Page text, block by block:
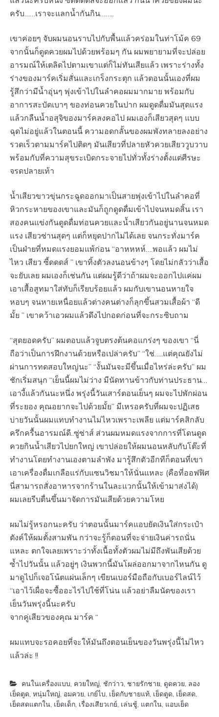
ครับ……เราจะแลกน้ำกันกิน……..
เขาค่อยๆ จับผมนอนราบไปกับพื้นแล้วคร่อมในท่าโม้ค 69
จากนั้นก็ดูดควยผมไปด้วยพร้อมๆ กัน ผมพยายามที่จะปล่อย
อารมณ์ให้เตลิดไปตามเขาแต่ก็ไม่ทันเสียแล้ว เพราะร่างทั้ง
ร่างของมาร์คเริ่มสั่นและเกร็งกระตุก แล้วตอนนั้นเองที่ผม
รู้สึกว่ามีน้ำอุ่นๆ พุ่งเข้าไปในลำคอผมมากมาย พร้อมกับ
อาการสะบัดเบาๆ ของท่อนควยในปาก ผมดูดดื่มมันสุดแรง
แล้วกลืนน้ำอสุจิของมาร์คลงคอไป ผมเองก็เสียวสุดๆ แบบ
ฉุดไม่อยู่แล้วในตอนนี้ ความอดกลั้นของผมพังทลายลงอย่าง
รวดเร็วตามมาร์คไปติดๆ มันเสียวที่ปลายหัวควยเสียววูบวาบ
พร้อมกับที่ความสุขระเบิดกระจายไปทั่วทั้งร่างตั้งแต่ศีรษะ
จรดปลายเท้า
น้ำเสียวขาวขุ่นกระฉูดออกมาเป็นสายพุ่งเข้าไปในลำคอที่
หิวกระหายของเขาและมันก็ถูกดูดดื่มเข้าไปจนหมดสิ้น เรา
สองคนแข่งกันดูดดื่มท่อนควยและน้ำเสียวกันอยู่นานจนหมด
แรง เสียวซ่านสุดๆ แต่ก็หยุดปากไม่ได้เลย จนกระทั่งมาร์ค
เป็นฝ่ายที่หมดแรงยอมแพ้ก่อน “อาหหหห์….พอแล้ว ผมไม่
ไหว เสียว ซี้ดดดส์ ” เขาทิ้งตัวลงนอนข้างๆ โดยไม่กลัวว่าเสื้อ
จะยับเลย ผมเองก็เช่นกัน แต่ผมรู้ดีว่าถ้าผมจะออกไปแค่ผม
เอาเสื้อสูทมาใส่ทับก็เรียบร้อยแล้ว ผมกับเขานอนหายใจ
หอบๆ จนหายเหนื่อยแล้วต่างคนต่างก็ลุกขึ้นสวมเสื้อผ้า “ดี
มั้ย ” เขาคว้าเอวผมแล้วดึงไปกอดก่อนที่จะกระซิบถาม
“สุดยอดครับ” ผมตอบแล้วจูบตรงต้นคอแกร่งๆ ของเขา “นี่
ถือว่าเป็นการฝึกงานด้วยหรือเปล่าครับ” “ใช่…..แต่คุณยังไม่
ผ่านการทดสอบใหญ่นะ” “งั้นมันจะมีขึ้นเมื่อไหร่ล่ะครับ” ผม
ชักเริ่มสนุก “เย็นนี้ผมไม่ว่าง มีนัดทานข้าวกับท่านประธาน…
เอางี้แล้วกันนะหนึ่ง พรุ่งนี้วันเสาร์ตอนเย็นๆ ผมจะไปพักผ่อน
ที่ระยอง คุณอยากจะไปด้วยมั้ย” มีเหรอครับที่ผมจะปฏิเสธ
บ่ายวันนั้นผมแทบทำงานไม่ไหวเพราะเพลีย แต่มาร์คสิกลับ
ครึกครื้นอารมณ์ดี..ซู่ซ่าส์ ส่วนผมหมดแรงจากการที่โดนดูด
ควยกินน้ำเสียวไปยกใหญ่ เขาปล่อยให้ผมนอนหลับกับโต๊ะที่
ทำงานโดยทำงานเองตามลำพัง มารู้สึกตัวอีกทีก็ตอนที่เขา
เอาเครื่องดื่มเกลือแร่กับแซนวิชมาให้นั่นแหละ (คือที่ออฟฟิศ
นี่สามารถสั่งอาหารจากร้านในละแวกนั้นให้เข้ามาส่งได้)
ผมเลยรีบตื่นขึ้นมาจัดการมันเสียด้วยความโหย
ผมไม่รู้หรอกนะครับ ว่าตอนนั้นมาร์คแอบยัดเงินใส่กระเป๋า
ตังค์ให้ผมตั้งสามพัน กว่าจะรู้ก็ตอนที่จะจ่ายเงินค่ารถนั่น
แหละ ตกใจเลยเพราะว่าทั้งเนื้อทั้งตัวผมไม่มีถึงพันเสียด้วย
ซ้ำไปวันนั้น แล้วอยู่ๆ เงินพวกนี้มันโผล่ออกมาจากไหนกัน ดู
มาดูไปก็เจอโน้ตแผ่นเล็กๆ เขียนเบอร์มือถือกับเบอร์ไลน์ไว้
“เอาไว้เผื่อจะซื้ออะไรไปใช้ที่โน่น แล้วอย่าลืมนัดของเรา
เย็นวันพรุ่งนี้นะครับ
จากคู่เสียวของคุณ มาร์ค “
ผมแทบจะรอคอยที่จะให้มันถึงตอนเย็นของวันพรุ่งนี้ไม่ไหว
แล้วล่ะ !!
คนในเครื่องแบบ, ควยใหญ่, ชักว่าว, ชายรักชาย, ดูดควย, ลอง
เย็ดตูด, หนุ่มใหญ่, อมควย, เกย์ไบ, เย็ดกับชายแท้, เย็ดตูด, เย็ดสด,
เย็ดสดแตกใน, เย็ดเด็ก, เรื่องเสียวเกย์, เล่นชู้, แตกใน, แอบเย็ด